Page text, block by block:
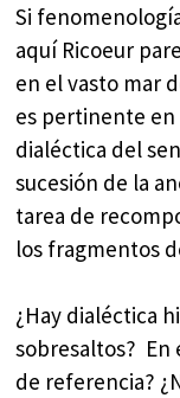
Si
aquí Ricoeur
en el vasto mar
es pertinente
dialéctica del
sucesión de la
tarea de
los fragmentos
¿Hay dialéctica
sobresaltos?
de referencia?